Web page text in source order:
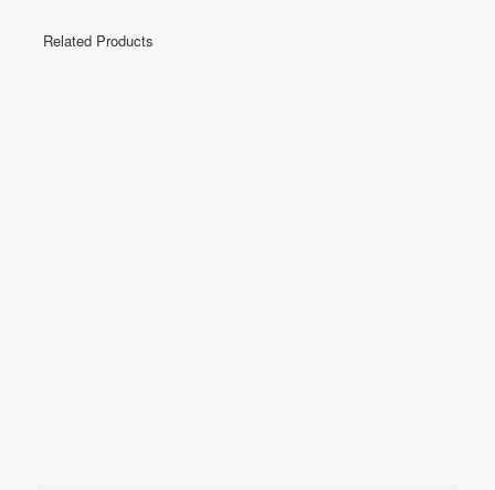
Related Products